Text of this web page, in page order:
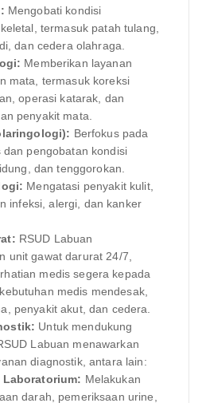
Mengobati kondisi
termasuk patah tulang,
dan cedera olahraga.
Memberikan layanan
mata, termasuk koreksi
operasi katarak, dan
penyakit mata.
Berfokus pada
dan pengobatan kondisi
dan tenggorokan.
Mengatasi penyakit kulit,
infeksi, alergi, dan kanker
RSUD Labuan
unit gawat darurat 24/7,
medis segera kepada
medis mendesak,
penyakit akut, dan cedera.
Untuk mendukung
Labuan menawarkan
diagnostik, antara lain:
Laboratorium: Melakukan
darah, pemeriksaan urine,